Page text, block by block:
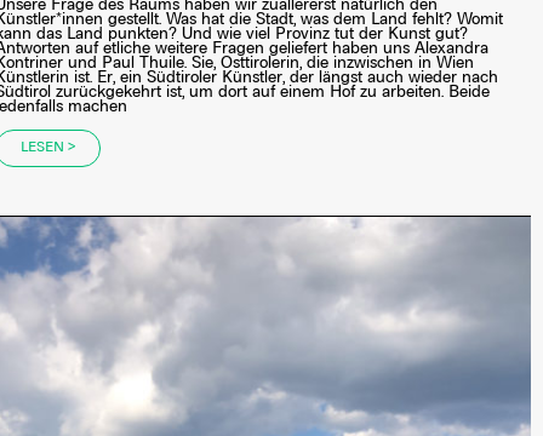
Frage des Raums haben wir zuallererst natürlich den
gestellt. Was hat die Stadt, was dem Land fehlt? Womit
das Land punkten? Und wie viel Provinz tut der Kunst gut?
auf etliche weitere Fragen geliefert haben uns Alexandra
und Paul Thuile. Sie, Osttirolerin, die inzwischen in Wien
ist. Er, ein Südtiroler Künstler, der längst auch wieder nach
zurückgekehrt ist, um dort auf einem Hof zu arbeiten. Beide
machen
LESEN >